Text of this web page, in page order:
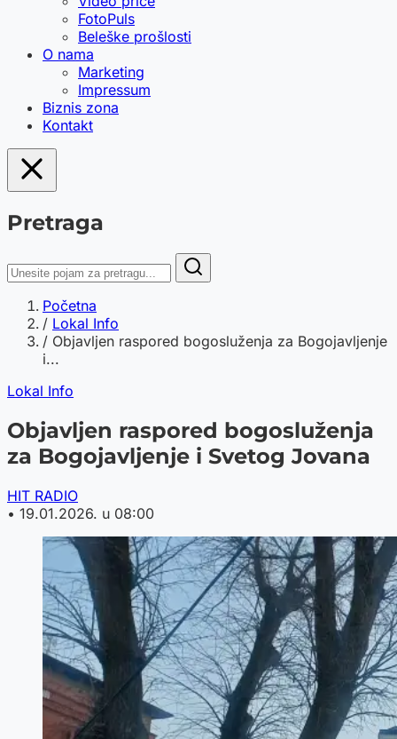
FotoPuls
Beleške prošlosti
O nama
Marketing
Impressum
Biznis zona
Kontakt
Pretraga
Početna
/ Lokal Info
/ Objavljen raspored bogosluženja za Bogojavljenje
i...
Lokal Info
Objavljen raspored bogosluženja
za Bogojavljenje i Svetog Jovana
HIT RADIO
• 19.01.2026. u 08:00